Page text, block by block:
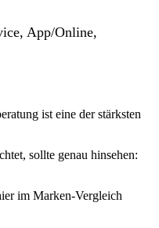
App/Online,
ist eine der stärksten
sollte genau hinsehen:
im Marken-Vergleich